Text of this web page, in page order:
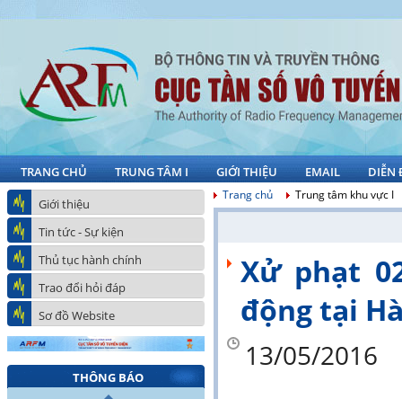
TRANG CHỦ TRUNG TÂM I GIỚI THIỆU EMAIL
DIỄN
Giới thiệu
Tin tức - Sự kiện
Thủ tục hành chính
Trao đổi hỏi đáp
Sơ đồ Website
THÔNG BÁO
Trang chủ Trung tâm khu vực I
Xử phạt
động tại
13/05/2016